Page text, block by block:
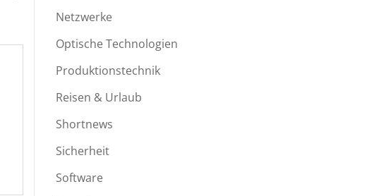
Netzwerke
Optische Technologien
Produktionstechnik
Reisen & Urlaub
Shortnews
Sicherheit
Software